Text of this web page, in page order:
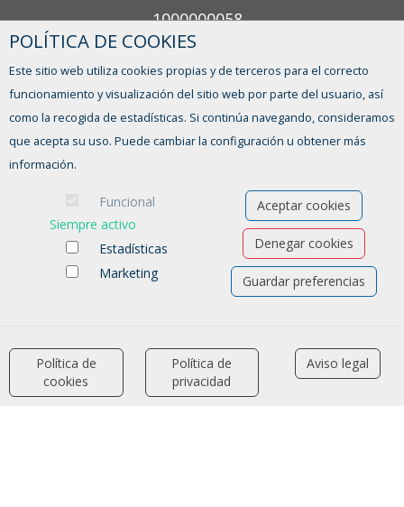
1000000058
De Lunes a Viernes, de 9:00 a 14:00h
¿TIENES ALGUNA DUDA?
POLÍTICA DE COOKIES
Este sitio web utiliza cookies propias y de terceros para el correcto
funcionamiento y visualización del sitio web por parte del usuario, así
como la recogida de estadísticas. Si continúa navegando, consideramos
que acepta su uso. Puede cambiar la configuración u obtener más
información.
Funcional
Siempre activo
Estadísticas
Marketing
Aceptar cookies
Denegar cookies
Guardar preferencias
Política de
cookies
Política de
privacidad
Aviso legal